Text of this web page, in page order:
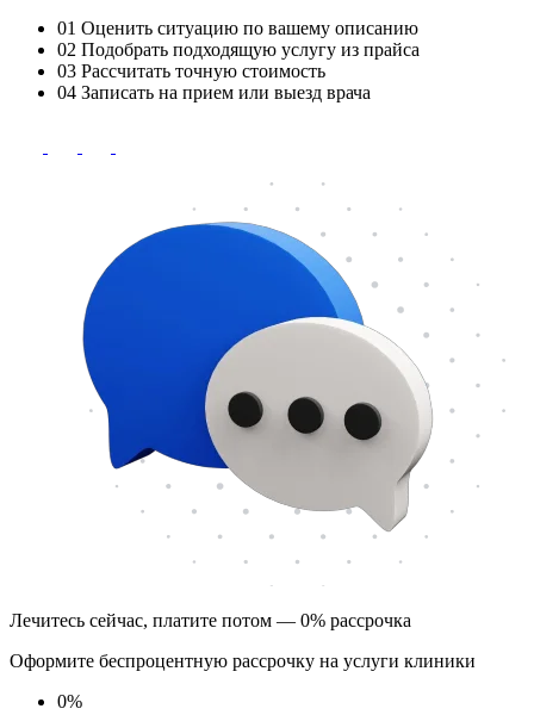
01 Оценить ситуацию по вашему описанию
02 Подобрать подходящую услугу из прайса
03 Рассчитать точную стоимость
04 Записать на прием или выезд врача
Лечитесь сейчас, платите потом — 0% рассрочка
Оформите беспроцентную рассрочку на услуги клиники
0%